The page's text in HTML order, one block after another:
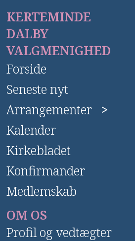
KERTEMINDE
DALBY
VALGMENIGHED
Forside
Seneste nyt
Arrangementer >
Kalender
Kirkebladet
Konfirmander
Medlemskab
OM OS
Profil og vedtægter